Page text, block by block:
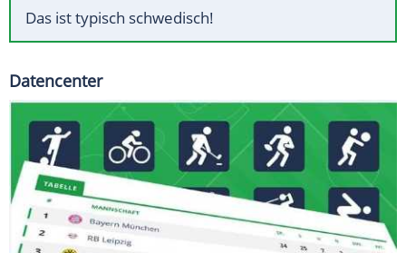
Das ist typisch schwedisch!
Datencenter